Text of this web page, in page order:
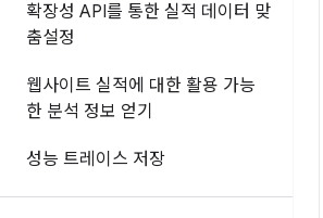
확장성 API를 통한 실적 데이터 맞
춤설정
웹사이트 실적에 대한 활용 가능
한 분석 정보 얻기
성능 트레이스 저장